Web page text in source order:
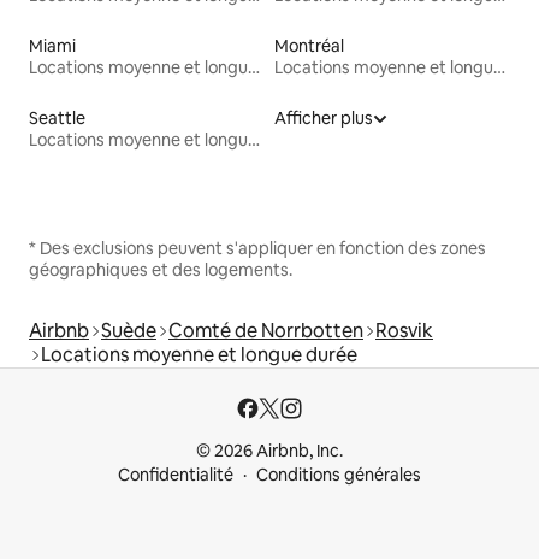
Miami
Locations moyenne et longue durée
Montréal
Locations moyenne et longue durée
Seattle
Locations moyenne et longue durée
Afficher plus
* Des exclusions peuvent s'appliquer en fonction des zones
géographiques et des logements.
Airbnb Suède Comté de Norrbotten Rosvik
Locations moyenne et longue durée
© 2026 Airbnb, Inc.
Confidentialité
Conditions générales